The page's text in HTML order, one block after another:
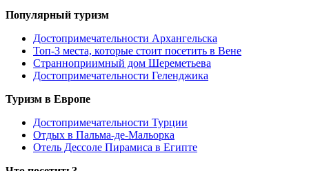
Популярный туризм
Достопримечательности Архангельска
Топ-3 места, которые стоит посетить в Вене
Странноприимный дом Шереметьева
Достопримечательности Геленджика
Туризм в Европе
Достопримечательности Турции
Отдых в Пальма-де-Мальорка
Отель Дессоле Пирамиса в Египте